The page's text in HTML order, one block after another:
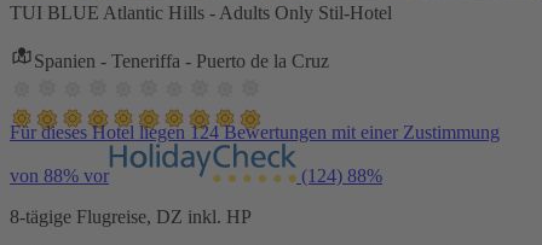
TUI BLUE Atlantic Hills - Adults Only Stil-Hotel
Spanien - Teneriffa - Puerto de la Cruz
Für dieses Hotel liegen 124 Bewertungen mit einer Zustimmung
von 88% vor (124) 88%
8-tägige Flugreise, DZ inkl. HP